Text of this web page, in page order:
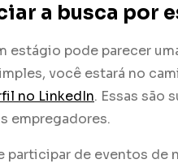
a busca por
estágio pode parecer
você estará no
no LinkedIn. Essas são
empregadores.
participar de eventos